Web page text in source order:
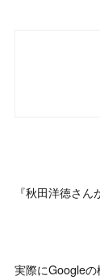
『秋田洋徳さ
実際にGoogle